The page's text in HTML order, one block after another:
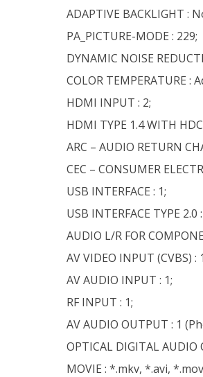
ADAPTIVE BACKLIGHT :
PA_PICTURE-MODE : 229;
DYNAMIC NOISE
COLOR TEMPERATURE :
HDMI INPUT : 2;
HDMI TYPE 1.4 WITH
ARC – AUDIO RETURN
CEC – CONSUMER
USB INTERFACE : 1;
USB INTERFACE TYPE 2.0
AUDIO L/R FOR
AV VIDEO INPUT (CVBS) :
AV AUDIO INPUT : 1;
RF INPUT : 1;
AV AUDIO OUTPUT : 1
OPTICAL DIGITAL AUDIO
MOVIE : *.mkv, *.avi,